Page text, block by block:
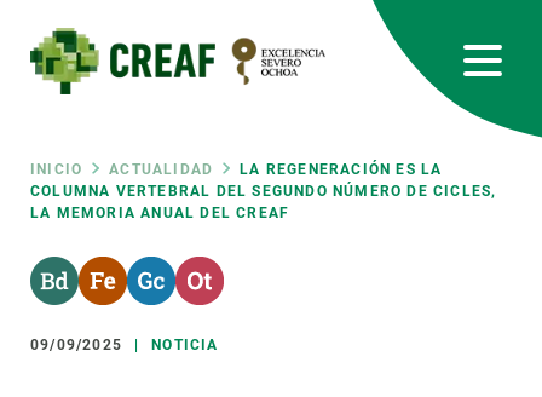
contenido
principal
Ruta
de
navegación
INICIO ACTUALIDAD
LA REGENERACIÓN ES LA
COLUMNA VERTEBRAL DEL SEGUNDO NÚMERO DE CICLES,
LA MEMORIA ANUAL DEL CREAF
09/09/2025 NOTICIA
RRSS
Featured
responsive
Responsive